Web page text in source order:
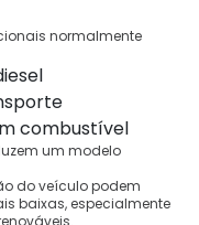
normalmente
combustível
um modelo
do veículo podem
baixas, especialmente